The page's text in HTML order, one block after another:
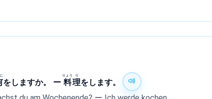
をしますか。 ー 料
りょう
理
り
をします。